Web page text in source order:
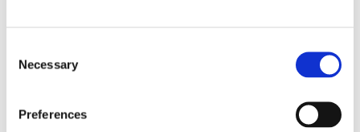
Selection
Necessary
Preferences